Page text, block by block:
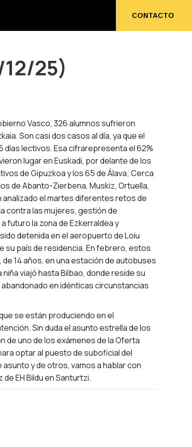
CONTACTO
25)
Vasco, 326 alumnos sufrieron
Son casi dos casos al día, ya que el
días lectivos. Esa cifrarepresenta el 62%
lugar en Euskadi, por delante de los
de Gipuzkoa y los 65 de Álava; Cerca
de Abanto-Zierbena, Muskiz, Ortuella,
el martes diferentes retos de
contra las mujeres, gestión de
futuro la zona de Ezkerraldea y
detenida en el aeropuerto de Loiu
su país de residencia. En febrero, estos
14 años, en una estación de autobuses
viajó hasta Bilbao, donde reside su
en idénticas circunstancias
se están produciendo en el
Sin duda el asunto estrella de los
de uno de los exámenes de la Oferta
optar al puesto de suboficial del
y de otros, vamos a hablar con
EH Bildu en Santurtzi.
CONTACTO